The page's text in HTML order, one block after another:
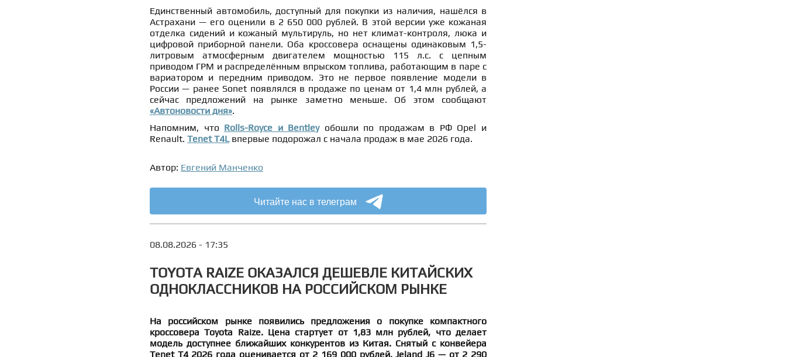
Единственный автомобиль, доступный для покупки из наличия, нашёлся в
Астрахани — его оценили в 2 650 000 рублей. В этой версии уже кожаная
отделка сидений и кожаный мультируль, но нет климат-контроля, люка и
цифровой приборной панели. Оба кроссовера оснащены одинаковым 1,5-
литровым атмосферным двигателем мощностью 115 л.с. с цепным
приводом ГРМ и распределённым впрыском топлива, работающим в паре с
вариатором и передним приводом. Это не первое появление модели в
России — ранее Sonet появлялся в продаже по ценам от 1,4 млн рублей, а
сейчас предложений на рынке заметно меньше. Об этом сообщают
«Автоновости дня».
Напомним, что Rolls-Royce и Bentleyобошли по продажам в РФ Opel и
Renault. Tenet T4Lвпервые подорожал с начала продаж в мае 2026 года.
Автор: Евгений Манченко
Читайте нас в телеграм
08.08.2026 - 17:35
TOYOTA RAIZE ОКАЗАЛСЯ ДЕШЕВЛЕ КИТАЙСКИХ
ОДНОКЛАССНИКОВ НА РОССИЙСКОМ РЫНКЕ
На российском рынке появились предложения о покупке компактного
кроссовера Toyota Raize. Цена стартует от 1,83 млн рублей, что делает
модель доступнее ближайших конкурентов из Китая. Снятый с конвейера
Tenet T4 2026 года оценивается от 2 169 000 рублей, Jeland J6 — от 2 290